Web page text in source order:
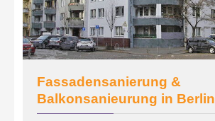
Fassadensanierung &
Balkonsanieurung in Berlin